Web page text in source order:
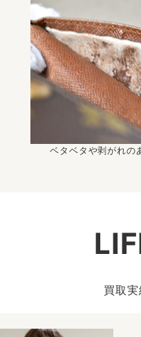
ベタベタや剥がれの
買取